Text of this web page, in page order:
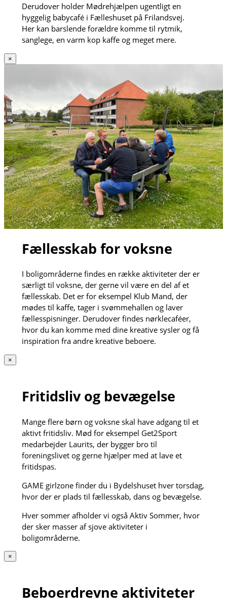
Derudover holder Mødrehjælpen ugentligt en
hyggelig babycafé i Fælleshuset på Frilandsvej.
Her kan barslende forældre komme til rytmik,
sanglege, en varm kop kaffe og meget mere.
×
Fællesskab for voksne
I boligområderne findes en række aktiviteter der er
særligt til voksne, der gerne vil være en del af et
fællesskab. Det er for eksempel Klub Mand, der
mødes til kaffe, tager i svømmehallen og laver
fællesspisninger. Derudover findes nørklecaféer,
hvor du kan komme med dine kreative sysler og få
inspiration fra andre kreative beboere.
×
Fritidsliv og bevægelse
Mange flere børn og voksne skal have adgang til et
aktivt fritidsliv. Mød for eksempel Get2Sport
medarbejder Laurits, der bygger bro til
foreningslivet og gerne hjælper med at lave et
fritidspas.
GAME girlzone finder du i Bydelshuset hver torsdag,
hvor der er plads til fællesskab, dans og bevægelse.
Hver sommer afholder vi også Aktiv Sommer, hvor
der sker masser af sjove aktiviteter i
boligområderne.
×
Beboerdrevne aktiviteter